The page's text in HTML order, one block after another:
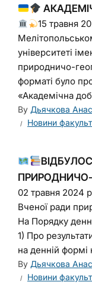
15 травня
університеті
природничо-
форматі було
«Академічна
By Дьячкова
Новини
ПРИРОДНИЧО-
02 травня 2024
Вченої ради
На Порядку
1) Про
на денній формі
By Дьячкова
Новини